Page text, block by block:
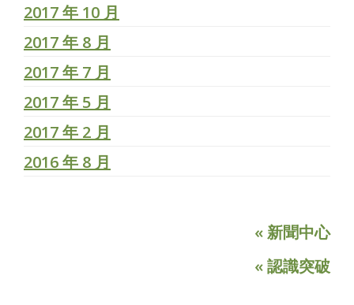
2017 年 10 月
2017 年 8 月
2017 年 7 月
2017 年 5 月
2017 年 2 月
2016 年 8 月
« 新聞中心
« 認識突破